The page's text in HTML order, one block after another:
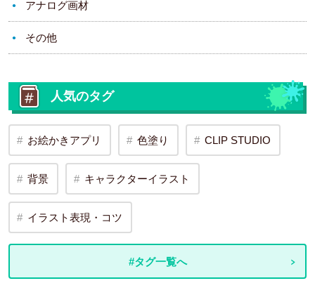
アナログ画材
その他
人気のタグ
お絵かきアプリ 色塗り CLIP STUDIO
背景 キャラクターイラスト
イラスト表現・コツ
#タグ一覧へ